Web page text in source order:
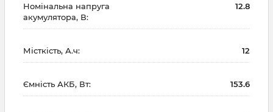
Номінальна напруга
акумулятора, В:
12.8
Місткість, А.ч: 12
Ємність АКБ, Вт: 153.6